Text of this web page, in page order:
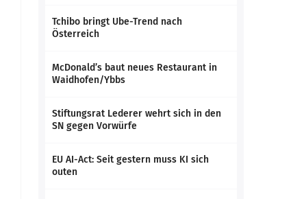
Tchibo bringt Ube-Trend nach
Österreich
McDonald’s baut neues Restaurant in
Waidhofen/Ybbs
Stiftungsrat Lederer wehrt sich in den
SN gegen Vorwürfe
EU AI-Act: Seit gestern muss KI sich
outen